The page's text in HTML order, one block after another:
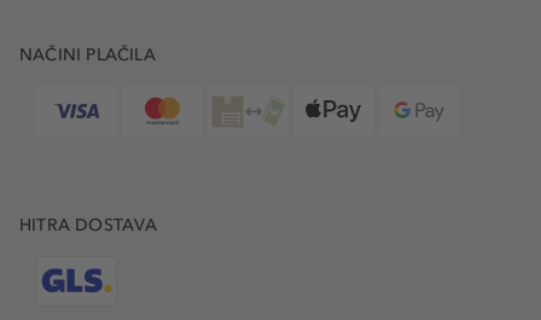
NAČINI PLAČILA
HITRA DOSTAVA